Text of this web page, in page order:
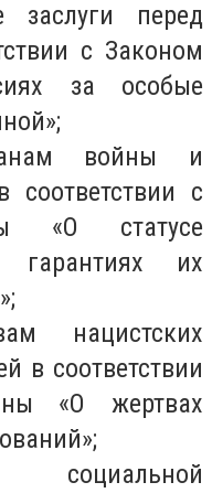
заслуги перед
с Законом
за особые
войны и
с
«О статусе
гарантиях их
нацистских
в соответствии
«О жертвах
социальной